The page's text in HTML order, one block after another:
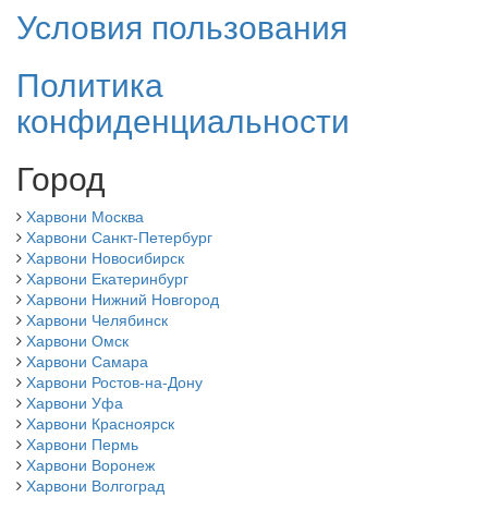
Условия пользования
Политика
конфиденциальности
Город
Харвони Москва
Харвони Санкт-Петербург
Харвони Новосибирск
Харвони Екатеринбург
Харвони Нижний Новгород
Харвони Челябинск
Харвони Омск
Харвони Самара
Харвони Ростов-на-Дону
Харвони Уфа
Харвони Красноярск
Харвони Пермь
Харвони Воронеж
Харвони Волгоград